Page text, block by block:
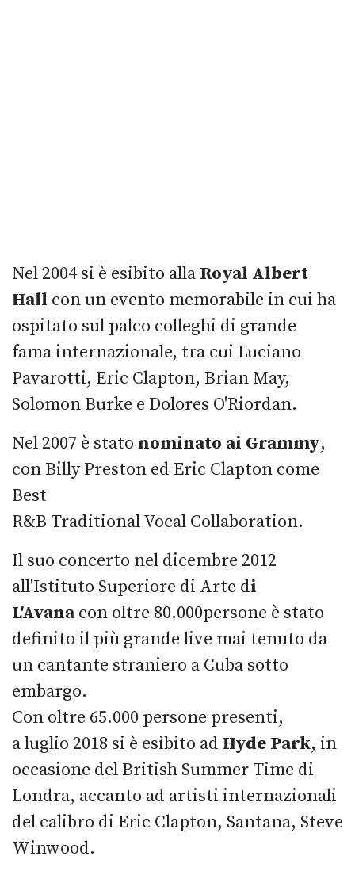
Nel 2004 si è esibito alla Royal Albert
Hall con un evento memorabile in cui ha
ospitato sul palco colleghi di grande
fama internazionale, tra cui Luciano
Pavarotti, Eric Clapton, Brian May,
Solomon Burke e Dolores O'Riordan.
Nel 2007 è stato nominato ai Grammy,
con Billy Preston ed Eric Clapton come
Best
R&B Traditional Vocal Collaboration.
Il suo concerto nel dicembre 2012
all'Istituto Superiore di Arte di
L'Avanacon oltre 80.000persone è stato
definito il più grande live mai tenuto da
un cantante straniero a Cuba sotto
embargo.
Con oltre 65.000 persone presenti,
a luglio 2018 si è esibito ad Hyde Park, in
occasione del British Summer Time di
Londra, accanto ad artisti internazionali
del calibro di Eric Clapton, Santana, Steve
Winwood.